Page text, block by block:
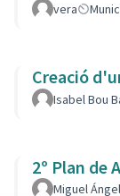
vera
Creació
Isabel Bou
2º Plan de
Miguel